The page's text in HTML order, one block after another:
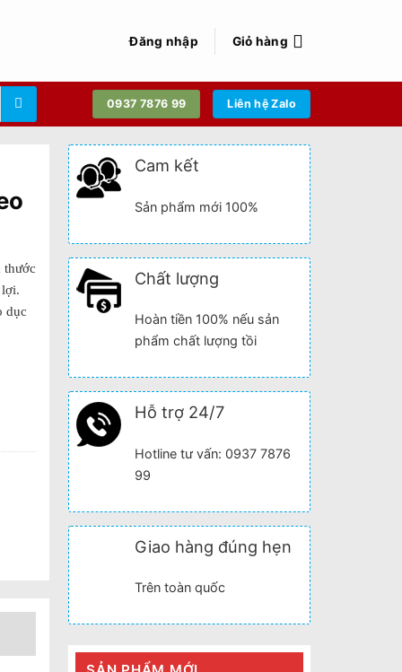
Đăng nhập Giỏ hàng
0937 7876 99 Liên hệ Zalo
Cam kết
Sản phẩm mới 100%
Chất lượng
Hoàn tiền 100% nếu sản
phẩm chất lượng tồi
Hỗ trợ 24/7
Hotline tư vấn: 0937 7876
99
Giao hàng đúng hẹn
Trên toàn quốc
thước
dục